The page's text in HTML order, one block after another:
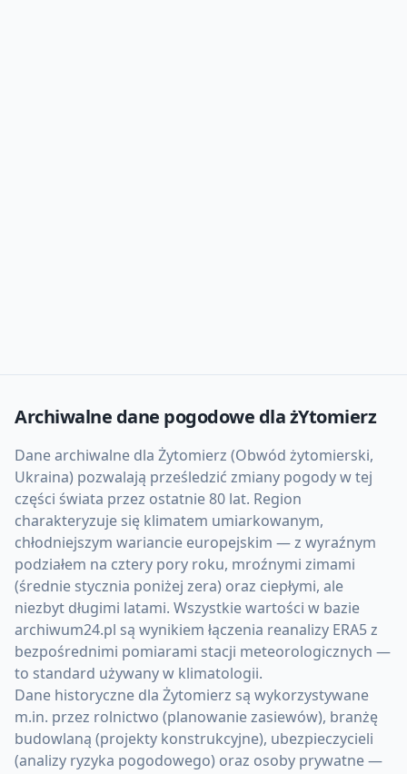
Archiwalne dane pogodowe dlażYtomierz
Dane archiwalne dla Żytomierz (Obwód żytomierski,
Ukraina) pozwalają prześledzić zmiany pogody w tej
części świata przez ostatnie 80 lat. Region
charakteryzuje się klimatem umiarkowanym,
chłodniejszym wariancie europejskim — z wyraźnym
podziałem na cztery pory roku, mroźnymi zimami
(średnie stycznia poniżej zera) oraz ciepłymi, ale
niezbyt długimi latami. Wszystkie wartości w bazie
archiwum24.pl są wynikiem łączenia reanalizy ERA5 z
bezpośrednimi pomiarami stacji meteorologicznych —
to standard używany w klimatologii.
Dane historyczne dla Żytomierz są wykorzystywane
m.in. przez rolnictwo (planowanie zasiewów), branżę
budowlaną (projekty konstrukcyjne), ubezpieczycieli
(analizy ryzyka pogodowego) oraz osoby prywatne —